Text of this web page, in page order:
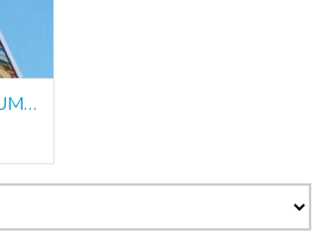
TAROT VISA O BIZUM- 10 MINUTOS 3€